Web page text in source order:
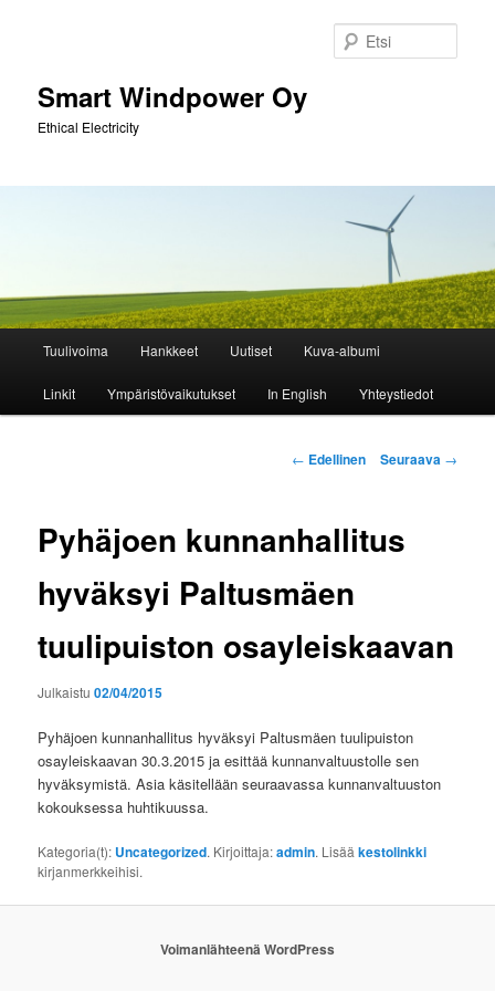
Smart Windpower Oy
Ethical Electricity
Tuulivoima Hankkeet Uutiset Kuva-albumi
Linkit Ympäristövaikutukset In English Yhteystiedot
Artikkelien
← Edellinen Seuraava →
Pyhäjoen kunnanhallitus
hyväksyi Paltusmäen
tuulipuiston osayleiskaavan
Julkaistu02/04/2015
Pyhäjoen kunnanhallitus hyväksyi Paltusmäen tuulipuiston
osayleiskaavan 30.3.2015 ja esittää kunnanvaltuustolle sen
hyväksymistä. Asia käsitellään seuraavassa kunnanvaltuuston
kokouksessa huhtikuussa.
Kategoria(t): Uncategorized. Kirjoittaja:admin. Lisääkestolinkki
kirjanmerkkeihisi.
Voimanlähteenä WordPress